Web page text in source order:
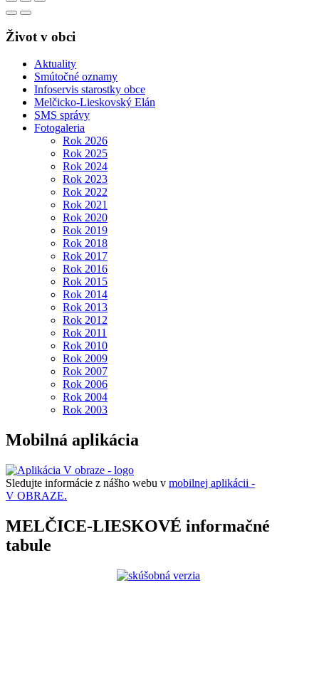
Život v obci
Aktuality
Smútočné oznamy
Infoservis starostky obce
Melčicko-Lieskovský Elán
SMS správy
Fotogaleria
Rok 2026
Rok 2025
Rok 2024
Rok 2023
Rok 2022
Rok 2021
Rok 2020
Rok 2019
Rok 2018
Rok 2017
Rok 2016
Rok 2015
Rok 2014
Rok 2013
Rok 2012
Rok 2011
Rok 2010
Rok 2009
Rok 2007
Rok 2006
Rok 2004
Rok 2003
Mobilná aplikácia
Sledujte informácie z nášho webu v mobilnej aplikácii -
V OBRAZE.
MELČICE-LIESKOVÉ informačné
tabule